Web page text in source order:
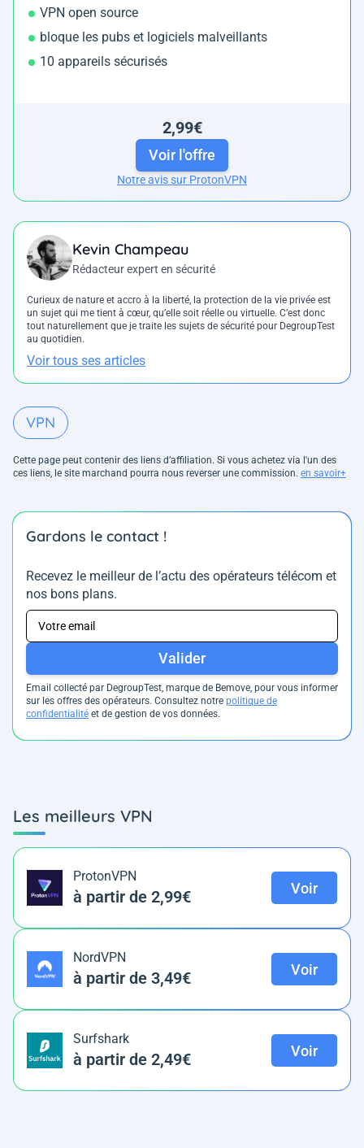
VPN open source
bloque les pubs et logiciels malveillants
10 appareils sécurisés
2,99€
Voir l'offre
Notre avis sur ProtonVPN
Kevin Champeau
Rédacteur expert en sécurité
Curieux de nature et accro à la liberté, la protection de la vie privée est
un sujet qui me tient à cœur, qu’elle soit réelle ou virtuelle. C’est donc
tout naturellement que je traite les sujets de sécurité pour DegroupTest
au quotidien.
Voir tous ses articles
VPN
Cette page peut contenir des liens d’affiliation. Si vous achetez via l'un des
ces liens, le site marchand pourra nous reverser une commission. en savoir+
Gardons le contact !
Recevez le meilleur de l’actu des opérateurs télécom et
nos bons plans.
Valider
Email collecté par DegroupTest, marque de Bemove, pour vous informer
sur les offres des opérateurs. Consultez notre politique de
confidentialité et de gestion de vos données.
Les meilleurs VPN
ProtonVPN
à partir de 2,99€ Voir
NordVPN
à partir de 3,49€ Voir
Surfshark
à partir de 2,49€ Voir